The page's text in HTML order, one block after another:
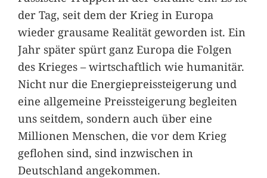
der Tag, seit dem der Krieg in Europa
wieder grausame Realität geworden ist. Ein
Jahr später spürt ganz Europa die Folgen
des Krieges – wirtschaftlich wie humanitär.
Nicht nur die Energiepreissteigerung und
eine allgemeine Preissteigerung begleiten
uns seitdem, sondern auch über eine
Millionen Menschen, die vor dem Krieg
geflohen sind, sind inzwischen in
Deutschland angekommen.